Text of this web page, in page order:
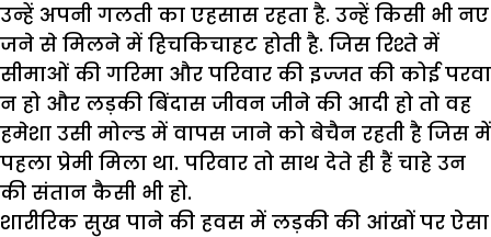
उन्हें अपनी गलती का एहसास रहता है. उन्हें किसी भी नए
जने से मिलने में हिचकिचाहट होती है. जिस रिश्ते में
सीमाओं की गरिमा और परिवार की इज्जत की कोई परवा
न हो और लड़की बिंदास जीवन जीने की आदी हो तो वह
हमेशा उसी मोल्ड में वापस जाने को बेचैन रहती है जिस में
पहला प्रेमी मिला था. परिवार तो साथ देते ही हैं चाहे उन
की संतान कैसी भी हो.
शारीरिक सुख पाने की हवस में लड़की की आंखों पर ऐसा